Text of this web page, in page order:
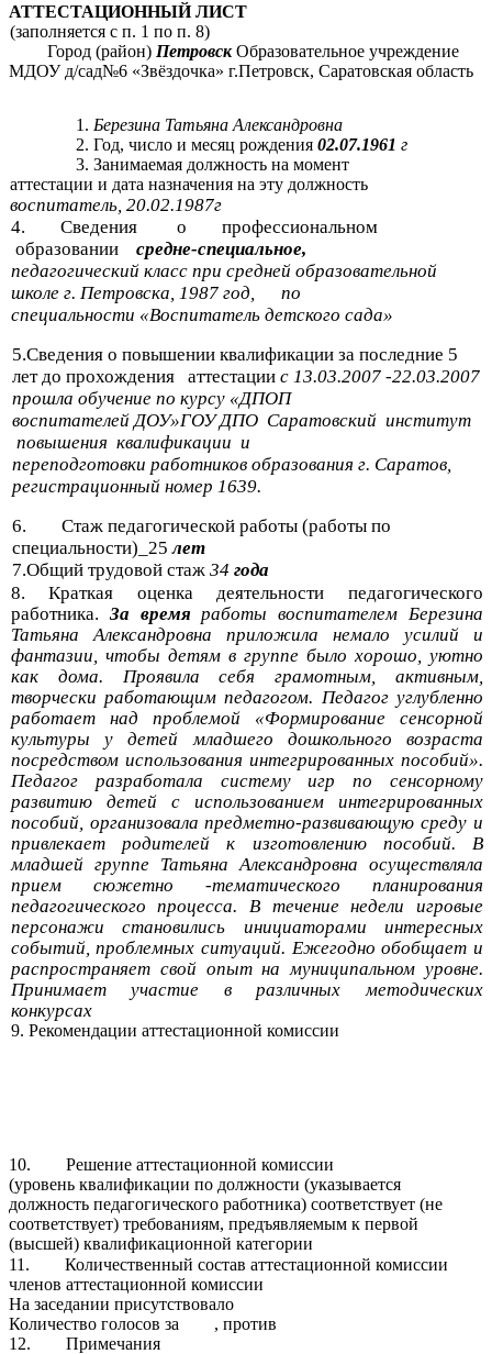
АТТЕСТАЦИОННЫЙ ЛИСТ
(заполняется с п. 1 по п. 8)
Город (район) ПетровскОбразовательное учреждение
МДОУ д/сад№6 «Звёздочка» г.Петровск, Саратовская область
Березина Татьяна Александровна
Год, число и месяц рождения 02.07.1961 г
Занимаемая должность на момент
аттестации и дата назначения на эту должность
воспитатель, 20.02.1987г
4. Сведения о профессиональном
образовании средне-специальное,
педагогический класс при средней образовательной
школе г. Петровска, 1987 год, по
специальности «Воспитатель детского сада»
5.Сведения о повышении квалификации за последние 5
лет до прохождения аттестации с 13.03.2007 -22.03.2007
прошла обучение по курсу «ДПОП
воспитателей ДОУ»ГОУ ДПО Саратовский институт
повышения квалификации и
переподготовки работников образования г. Саратов,
регистрационный номер 1639.
6. Стаж педагогической работы (работы по
специальности)_25лет
7.Общий трудовой стаж 34 года
8. Краткая оценка деятельности педагогического
работника. За времяработы воспитателем Березина
Татьяна Александровна приложила немало усилий и
фантазии, чтобы детям в группе было хорошо, уютно
как дома. Проявила себя грамотным, активным,
творчески работающим педагогом. Педагог углубленно
работает над проблемой «Формирование сенсорной
культуры у детей младшего дошкольного возраста
посредством использования интегрированных пособий».
Педагог разработала систему игр по сенсорному
развитию детей с использованием интегрированных
пособий, организовала предметно-развивающую среду и
привлекает родителей к изготовлению пособий. В
младшей группе Татьяна Александровна осуществляла
прием сюжетно -тематического планирования
педагогического процесса. В течение недели игровые
персонажи становились инициаторами интересных
событий, проблемных ситуаций. Ежегодно обобщает и
распространяет свой опыт на муниципальном уровне.
Принимает участие в различных методических
конкурсах
9. Рекомендации аттестационной комиссии
10. Решение аттестационной комиссии
(уровень квалификации по должности (указывается
должность педагогического работника) соответствует (не
соответствует) требованиям, предъявляемым к первой
(высшей) квалификационной категории
11. Количественный состав аттестационной комиссии
членов аттестационной комиссии
На заседании присутствовало
Количество голосов за , против
12. Примечания